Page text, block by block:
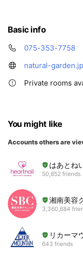
Basic info
075-353-7758
natural-garden.jp
Private rooms
You might like
Accounts others are
はあとね
50,852 friends
湘南美容
3,360,684
リカーマ
643 friends